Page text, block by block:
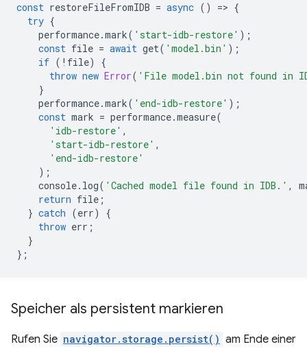
const restoreFileFromIDB = async () => {
try {
performance.mark( 'start-idb-restore' );
const file = await get( 'model.bin' );
if ( ! file)
{
throw new Error( 'File model.bin not found in
}
performance.mark( 'end-idb-restore' );
const mark = performance.measure(
'idb-restore' ,
'start-idb-restore' ,
'end-idb-restore'
);
console. log( 'Cached model file found in IDB.' ,
return file ;
} catch (err)
{
throw err ;
}
};
Speicher als persistent markieren
Rufen Sie navigator.storage.persist() am Ende einer